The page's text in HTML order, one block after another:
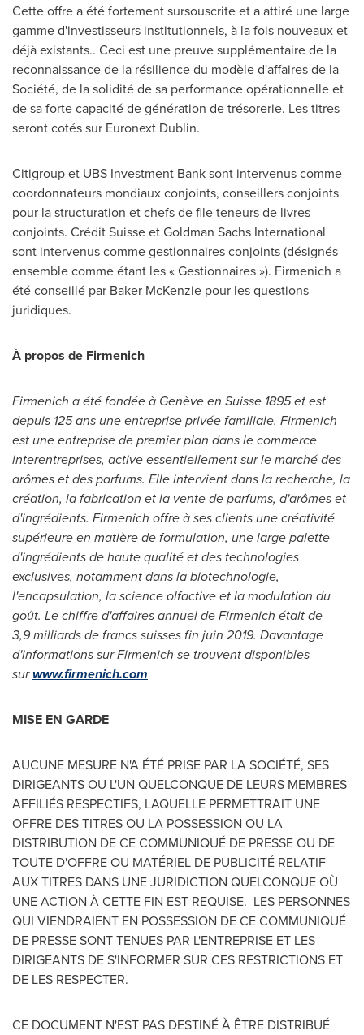
Cette offre a été fortement sursouscrite et a attiré une large
gamme d'investisseurs institutionnels, à la fois nouveaux et
déjà existants.. Ceci est une preuve supplémentaire de la
reconnaissance de la résilience du modèle d'affaires de la
Société, de la solidité de sa performance opérationnelle et
de sa forte capacité de génération de trésorerie. Les titres
seront cotés sur Euronext Dublin.
Citigroup et UBS Investment Bank sont intervenus comme
coordonnateurs mondiaux conjoints, conseillers conjoints
pour la structuration et chefs de file teneurs de livres
conjoints. Crédit Suisse et Goldman Sachs International
sont intervenus comme gestionnaires conjoints (désignés
ensemble comme étant les « Gestionnaires »). Firmenich a
été conseillé par Baker McKenzie pour les questions
juridiques.
À propos de Firmenich
Firmenich a été fondée à Genève en Suisse 1895 et est
depuis 125 ans une entreprise privée familiale. Firmenich
est une entreprise de premier plan dans le commerce
interentreprises, active essentiellement sur le marché des
arômes et des parfums. Elle intervient dans la recherche, la
création, la fabrication et la vente de parfums, d'arômes et
d'ingrédients. Firmenich offre à ses clients une créativité
supérieure en matière de formulation, une large palette
d'ingrédients de haute qualité et des technologies
exclusives, notamment dans la biotechnologie,
l'encapsulation, la science olfactive et la modulation du
goût. Le chiffre d'affaires annuel de Firmenich était de
3,9 milliards de francs suisses fin juin 2019. Davantage
d'informations sur Firmenich se trouvent disponibles
surwww.firmenich.com
MISE EN GARDE
AUCUNE MESURE N'A ÉTÉ PRISE PAR LA SOCIÉTÉ, SES
DIRIGEANTS OU L'UN QUELCONQUE DE LEURS MEMBRES
AFFILIÉS RESPECTIFS, LAQUELLE PERMETTRAIT UNE
OFFRE DES TITRES OU LA POSSESSION OU LA
DISTRIBUTION DE CE COMMUNIQUÉ DE PRESSE OU DE
TOUTE D'OFFRE OU MATÉRIEL DE PUBLICITÉ RELATIF
AUX TITRES DANS UNE JURIDICTION QUELCONQUE OÙ
UNE ACTION À CETTE FIN EST REQUISE. LES PERSONNES
QUI VIENDRAIENT EN POSSESSION DE CE COMMUNIQUÉ
DE PRESSE SONT TENUES PAR L'ENTREPRISE ET LES
DIRIGEANTS DE S'INFORMER SUR CES RESTRICTIONS ET
DE LES RESPECTER.
CE DOCUMENT N'EST PAS DESTINÉ À ÊTRE DISTRIBUÉ